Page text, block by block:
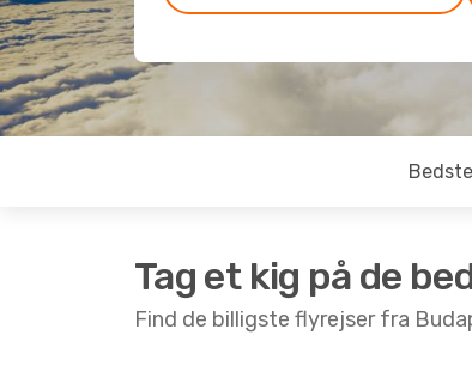
Tag et kig på de
Find de billigste flyrejser fra